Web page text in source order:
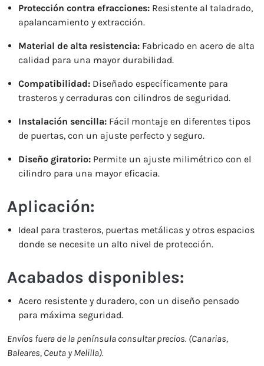
Protección contra efracciones: Resistente al taladrado,
apalancamiento y extracción.
Material de alta resistencia: Fabricado en acero de alta
calidad para una mayor durabilidad.
Compatibilidad: Diseñado específicamente para
trasteros y cerraduras con cilindros de seguridad.
Instalación sencilla: Fácil montaje en diferentes tipos
de puertas, con un ajuste perfecto y seguro.
Diseño giratorio: Permite un ajuste milimétrico con el
cilindro para una mayor eficacia.
Aplicación:
Ideal para trasteros, puertas metálicas y otros espacios
donde se necesite un alto nivel de protección.
Acabados disponibles:
Acero resistente y duradero, con un diseño pensado
para máxima seguridad.
Envíos fuera de la península consultar precios. (Canarias,
Baleares, Ceuta y Melilla).